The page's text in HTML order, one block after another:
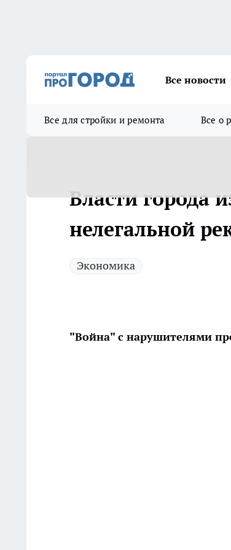
Все новости
Все для стройки и ремонта Все о
Власти города
нелегальной
Экономика
"Война" с нарушителями